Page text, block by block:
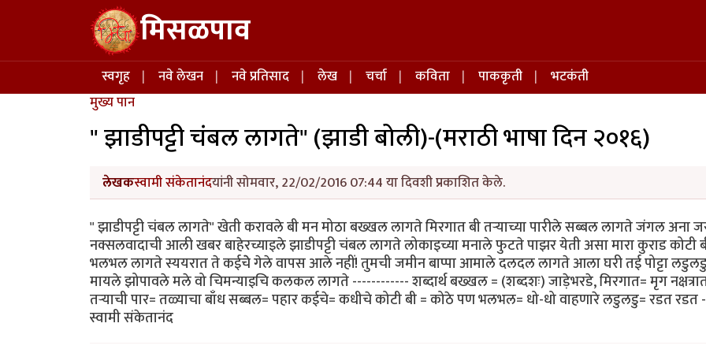
Skip to main content मिसळपाव
Main navigation
स्वगृह नवे लेखन नवे प्रतिसाद लेख चर्चा कविता पाककृती
भटकंती
मुख्य पान
" झाडीपट्टी चंबल लागते" (झाडी बोली)-(मराठी भाषा दिन २०१६)
लेखकस्वामी संकेतानंदयांनी सोमवार, 22/02/2016 07:44 या दिवशी प्रकाशित केले.
" झाडीपट्टी चंबल लागते" खेती करावले बी मन मोठा बख्खल लागते मिरगात बी तऱ्याच्या पारीले सब्बल लागते जंगल अना
नक्सलवादाची आली खबर बाहेरच्याइले झाडीपट्टी चंबल लागते लोकाइच्या मनाले फुटते पाझर येती असा मारा कुराड कोटी
भलभल लागते स्ययरात ते कईचेे गेले वापस आले नहीं! तुमची जमीन बाप्पा आमाले दलदल लागते आला घरी तई पोट्टा
मायले झोपावले मले वो चिमन्याइचि कलकल लागते ------------ शब्दार्थ बख्खल = (शब्दशः) जाड़ेभरडे, मिरगात= मृग
तऱ्याची पार= तळ्याचा बाँध सब्बल= पहार कईचे= कधीचे कोटी बी = कोठे पण भलभल= धो-धो वाहणारे लडुलडु= रडत रडत
स्वामी संकेतानंद